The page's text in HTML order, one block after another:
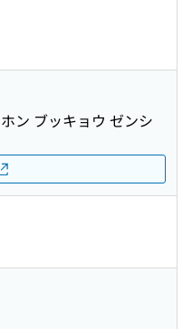
ン ブッキョウ ゼンシ